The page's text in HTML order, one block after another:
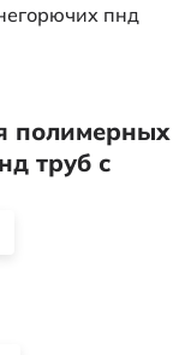
пнд
полимерных
труб с